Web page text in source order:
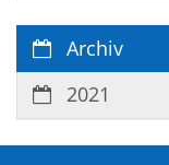
Archiv
2021